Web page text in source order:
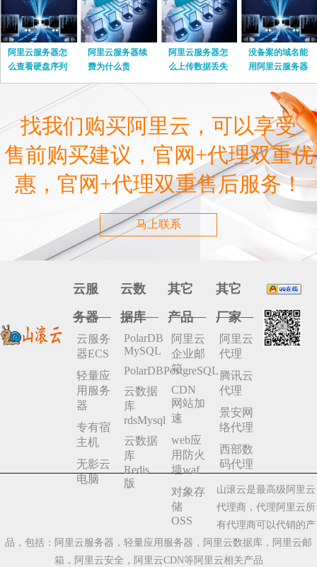
阿里云服务器怎
么查看硬盘序列
号
阿里云服务器续
费为什么贵
阿里云服务器怎
么上传数据丢失
没备案的域名能
用阿里云服务器
嘛
找我们购买阿里云，可以享受
售前购买建议，官网+代理双重优
惠，官网+代理双重售后服务！
马上联系
云服
务器
云服务
器ECS
轻量应
用服务
器
专有宿
主机
无影云
电脑
云数
据库
PolarDB
MySQL
PolarDBPostgreSQL
云数据
库
rdsMysql
云数据
库
Redis
版
其它
产品
阿里云
企业邮
箱
CDN
网站加
速
web应
用防火
墙waf
对象存
储
OSS
其它
厂家
阿里云
代理
腾讯云
代理
景安网
络代理
西部数
码代理
山滚云是最高级阿里云
代理商，代理阿里云所
有代理商可以代销的产
品，包括：阿里云服务器，轻量应用服务器，阿里云数据库，阿里云邮
箱，阿里云安全，阿里云CDN等阿里云相关产品